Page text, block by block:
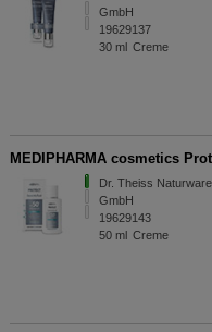
GmbH
19629137
30 ml Creme
MEDIPHARMA cosmetics
Dr. Theiss
GmbH
19629143
50 ml Creme